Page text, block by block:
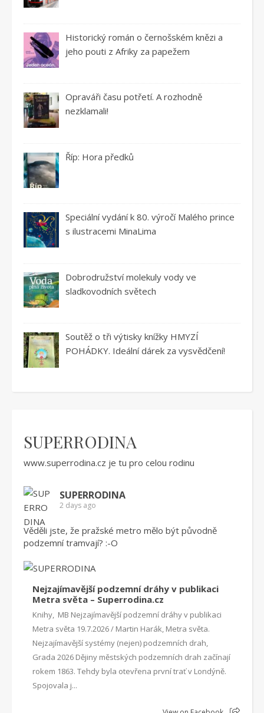
Historický román o černošském knězi a
jeho pouti z Afriky za papežem
Opraváři času potřetí. A rozhodně
nezklamali!
Říp: Hora předků
Speciální vydání k 80. výročí Malého prince
s ilustracemi MinaLima
Dobrodružství molekuly vody ve
sladkovodních světech
Soutěž o tři výtisky knížky HMYZÍ
POHÁDKY. Ideální dárek za vysvědčení!
SUPERRODINA
www.superrodina.cz je tu pro celou rodinu
SUPERRODINA
2 days ago
Věděli jste, že pražské metro mělo být původně
podzemní tramvají? :-O
Nejzajímavější podzemní dráhy v publikaci
Metra světa – Superrodina.cz
Knihy, MB Nejzajímavější podzemní dráhy v publikaci
Metra světa 19.7.2026 / Martin Harák, Metra světa.
Nejzajímavější systémy (nejen) podzemních drah,
Grada 2026 Dějiny městských podzemních drah začínají
rokem 1863. Tehdy byla otevřena první trať v Londýně.
Spojovala j...